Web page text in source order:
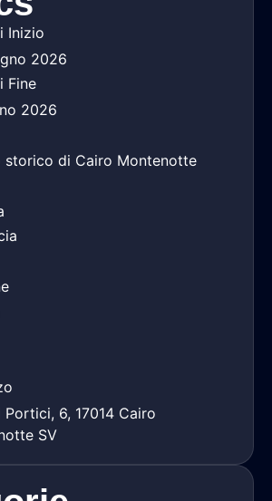
Inizio
2026
Fine
2026
storico di Cairo Montenotte
Portici, 6, 17014 Cairo
SV